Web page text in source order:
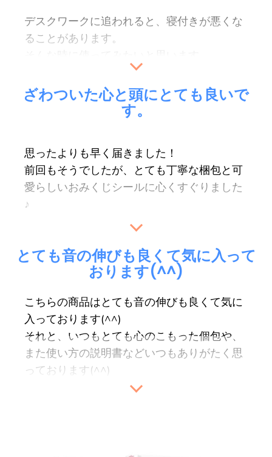
デスクワークに追われると、寝付きが悪くな
ることがあります。
プレゼントのじんわりカイロ、ありがとうご
ざいました。
冷える時に使わせていただきます。
（匿名希望）
ざわついた心と頭にとても良いで
す。
思ったよりも早く届きました！
前回もそうでしたが、とても丁寧な梱包と可
愛らしいおみくじシールに心くすぐりました
♪
いましたら、
直感の脳波・米国製ハンドメイド ガンマ波チ
心地の良い低い振動音が、私のざわついた心
と頭にとても良いです
ありがとうございました！
（C様）
とても音の伸びも良くて気に入って
おります(^^)
こちらの商品はとても音の伸びも良くて気に
入っております(^^)
それと、いつもとても心のこもった個包や、
また使い方の説明書などいつもありがたく思
っております(^^)